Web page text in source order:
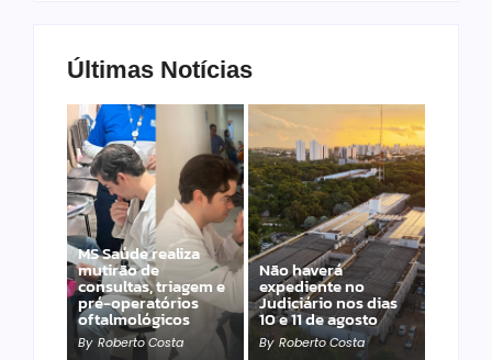
Últimas Notícias
MS Saúde realiza
mutirão de
consultas, triagem e
pré-operatórios
oftalmológicos
By Roberto Costa
Não haverá
expediente no
Judiciário nos dias
10 e 11 de agosto
By Roberto Costa
Engasgo pode matar
em poucos minutos;
aprenda agir
corretamente
By Roberto Costa